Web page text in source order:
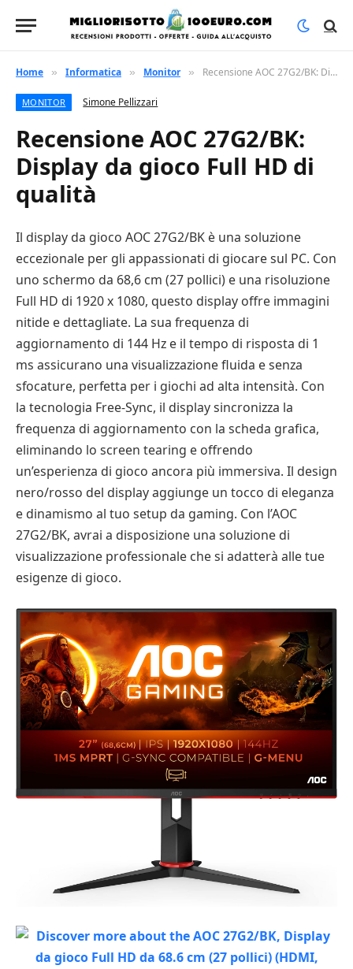
Home » Informatica » Monitor » Recensione AOC 27G2/BK: Display da gioco Full HD di qualità
MONITOR Simone Pellizzari
Recensione AOC 27G2/BK:
Display da gioco Full HD di
qualità
Il display da gioco AOC 27G2/BK è una soluzione
eccezionale per gli appassionati di giocare sul PC. Con
uno schermo da 68,6 cm (27 pollici) e una risoluzione
Full HD di 1920 x 1080, questo display offre immagini
nitide e dettagliate. La sua frequenza di
aggiornamento di 144 Hz e il tempo di risposta di 1
ms assicurano una visualizzazione fluida e senza
sfocature, perfetta per i giochi ad alta intensità. Con
la tecnologia Free-Sync, il display sincronizza la
frequenza di aggiornamento con la scheda grafica,
eliminando lo screen tearing e offrendo
un’esperienza di gioco ancora più immersiva. Il design
nero/rosso del display aggiunge un tocco di eleganza
e dinamismo al tuo setup da gaming. Con l’AOC
27G2/BK, avrai a disposizione una soluzione di
visualizzazione professionale che si adatterà alle tue
esigenze di gioco.